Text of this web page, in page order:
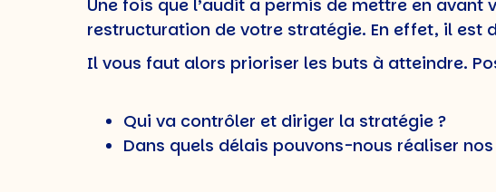
Une fois que l’audit a permis de mettre en
restructuration de votre stratégie. En effet, il est
Il vous faut alors prioriser les buts à atteindre.
Qui va contrôler et diriger la stratégie ?
Dans quels délais pouvons-nous réaliser